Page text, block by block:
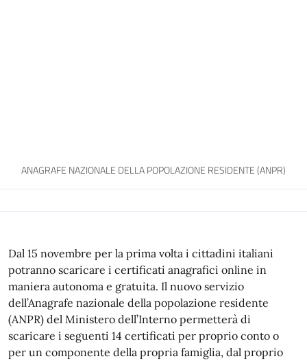
ANAGRAFE NAZIONALE DELLA POPOLAZIONE RESIDENTE (ANPR)
Dal 15 novembre per la prima volta i cittadini italiani
potranno scaricare i certificati anagrafici online in
maniera autonoma e gratuita. Il nuovo servizio
dell’Anagrafe nazionale della popolazione residente
(ANPR) del Ministero dell’Interno permetterà di
scaricare i seguenti 14 certificati per proprio conto o
per un componente della propria famiglia, dal proprio